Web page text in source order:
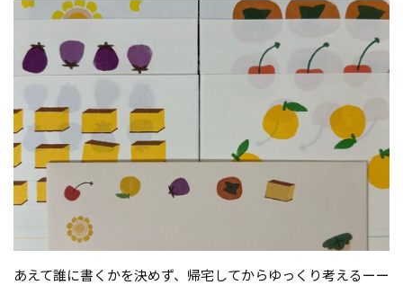
あえて誰に書くかを決めず、帰宅してからゆっくり考えるーー